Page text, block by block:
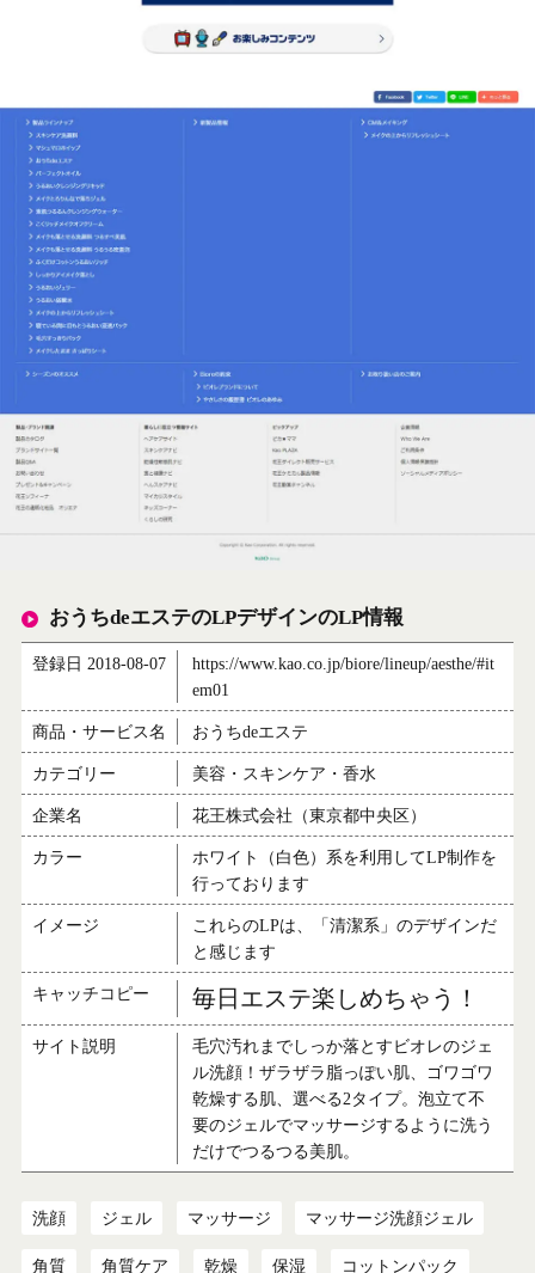
おうちdeエステのLPデザインのLP情報
登録日 2018-08-07
https://www.kao.co.jp/biore/lineup/aesthe/#it
em01
商品・サービス名 おうちdeエステ
カテゴリー 美容・スキンケア・香水
企業名 花王株式会社（東京都中央区）
カラー
ホワイト（白色）系を利用してLP制作を
行っております
イメージ
これらのLPは、「清潔系」のデザインだ
と感じます
キャッチコピー 毎日エステ楽しめちゃう！
サイト説明
毛穴汚れまでしっか落とすビオレのジェ
ル洗顔！ザラザラ脂っぽい肌、ゴワゴワ
乾燥する肌、選べる2タイプ。泡立て不
要のジェルでマッサージするように洗う
だけでつるつる美肌。
洗顔 ジェル マッサージ マッサージ洗顔ジェル
角質 角質ケア 乾燥 保湿 コットンパック